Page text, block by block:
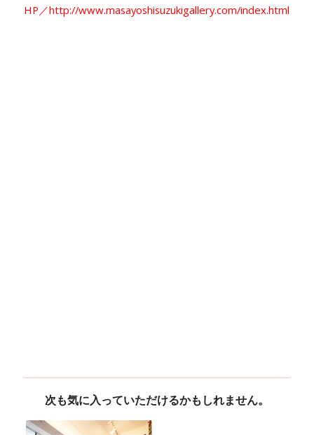
HP／http://www.masayoshisuzukigallery.com/index.html
次も気に入っていただけるかもしれません。